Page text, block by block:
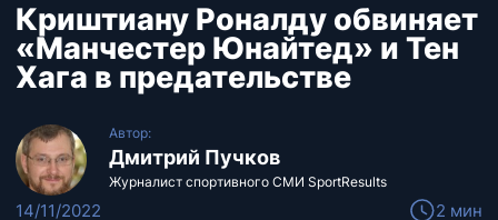
Криштиану Роналду обвиняет
«Манчестер Юнайтед» и Тен
Хага в предательстве
Автор:
Дмитрий Пучков
Журналист спортивного СМИ SportResults
14/11/2022 2 мин